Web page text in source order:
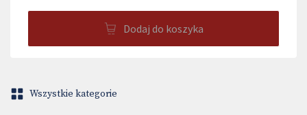
Dodaj do koszyka
Wszystkie kategorie